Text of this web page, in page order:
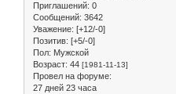
Приглашений: 0
Сообщений: 3642
Уважение: [+12/-0]
Позитив: [+5/-0]
Пол: Мужской
Возраст: 44 [1981-11-13]
Провел на форуме:
27 дней 23 часа